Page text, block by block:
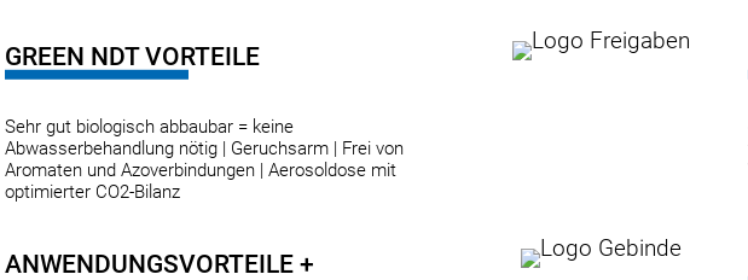
GREEN NDT VORTEILE
Sehr gut biologisch abbaubar = keine
Abwasserbehandlung nötig | Geruchsarm | Frei von
Aromaten und Azoverbindungen | Aerosoldose mit
optimierter CO2-Bilanz
ANWENDUNGSVORTEILE +